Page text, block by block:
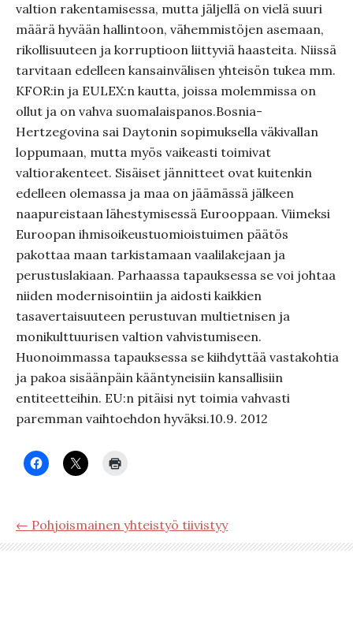
valtion rakentamisessa, mutta jäljellä on vielä suuri
määrä hyvään hallintoon, vähemmistöjen asemaan,
rikollisuuteen ja korruptioon liittyviä haasteita. Niissä
tarvitaan edelleen kansainvälisen yhteisön tukea mm.
KFOR:in ja EULEX:n kautta, joissa molemmissa on
ollut ja on vahva suomalaispanos.Bosnia-
Hertzegovina sai Daytonin sopimuksella väkivallan
loppumaan, mutta myös vaikeasti toimivat
valtiorakenteet. Sisäiset jännitteet ovat kuitenkin
edelleen olemassa ja maa on jäämässä jälkeen
naapureistaan lähestymisessä Eurooppaan. Viimeksi
Euroopan ihmisoikeustuomioistuimen päätös
pakottaa maan tarkistamaan vaalilakejaan ja
perustuslakiaan. Parhaassa tapauksessa se voi johtaa
niiden modernisointiin ja aidosti kaikkien
tasavertaisuuteen perustuvan multietnisen ja
monikulttuurisen valtion vahvistumiseen.
Huonoimmassa tapauksessa se kiihdyttää vastakohtia
ja pakoa sisäänpäin kääntyneisiin kansallisiin
entiteetteihin. EU:n pitäisi nyt toimia vahvasti
paremman vaihtoehdon hyväksi.10.9. 2012
← Pohjoismainen yhteistyö tiivistyy